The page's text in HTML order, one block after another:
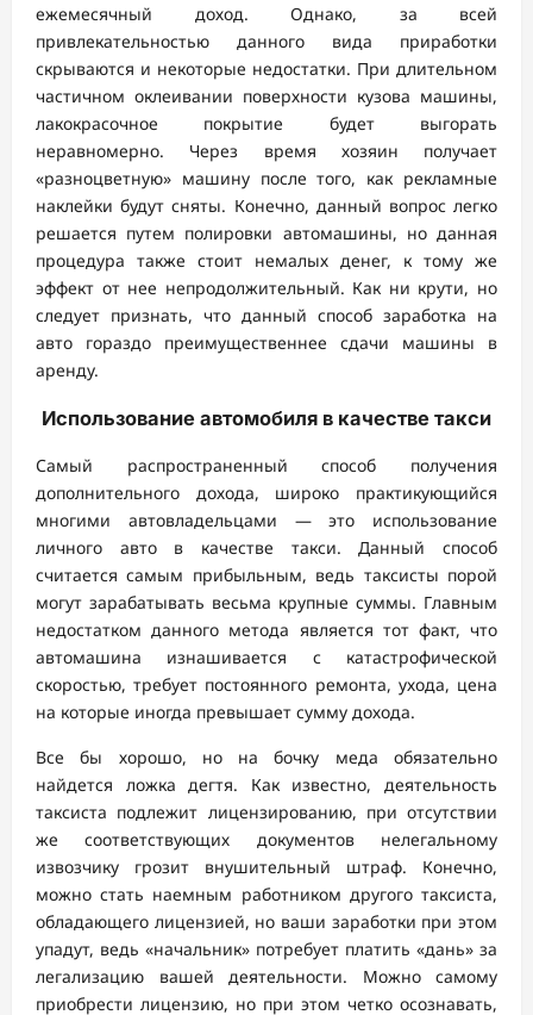
ежемесячный доход. Однако, за всей
привлекательностью данного вида приработки
скрываются и некоторые недостатки. При длительном
частичном оклеивании поверхности кузова машины,
лакокрасочное покрытие будет выгорать
неравномерно. Через время хозяин получает
«разноцветную» машину после того, как рекламные
наклейки будут сняты. Конечно, данный вопрос легко
решается путем полировки автомашины, но данная
процедура также стоит немалых денег, к тому же
эффект от нее непродолжительный. Как ни крути, но
следует признать, что данный способ заработка на
авто гораздо преимущественнее сдачи машины в
аренду.
Использование автомобиля в качестве такси
Самый распространенный способ получения
дополнительного дохода, широко практикующийся
многими автовладельцами — это использование
личного авто в качестве такси. Данный способ
считается самым прибыльным, ведь таксисты порой
могут зарабатывать весьма крупные суммы. Главным
недостатком данного метода является тот факт, что
автомашина изнашивается с катастрофической
скоростью, требует постоянного ремонта, ухода, цена
на которые иногда превышает сумму дохода.
Все бы хорошо, но на бочку меда обязательно
найдется ложка дегтя. Как известно, деятельность
таксиста подлежит лицензированию, при отсутствии
же соответствующих документов нелегальному
извозчику грозит внушительный штраф. Конечно,
можно стать наемным работником другого таксиста,
обладающего лицензией, но ваши заработки при этом
упадут, ведь «начальник» потребует платить «дань» за
легализацию вашей деятельности. Можно самому
приобрести лицензию, но при этом четко осознавать,